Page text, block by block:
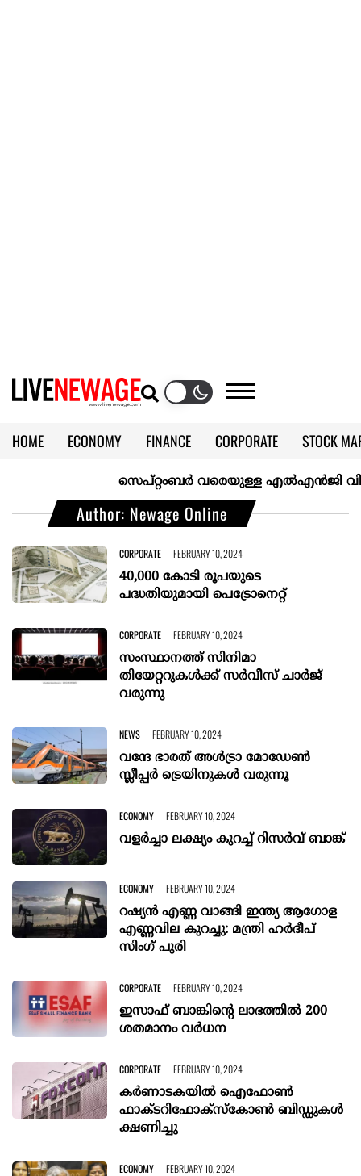
HOME ECONOMY FINANCE CORPORATE
STOCK
KERALA @70
സെപ്റ്റംബർ വരെയുള്ള എൽഎൻജി
Author: Newage Online
CORPORATE FEBRUARY 10, 2024
40,000 കോടി രൂപയുടെ
പദ്ധതിയുമായി പെട്രോനെറ്റ്
CORPORATE FEBRUARY 10, 2024
സംസ്ഥാനത്ത് സിനിമാ
തിയേറ്ററുകൾക്ക് സർവീസ് ചാർജ്
വരുന്നു
NEWS FEBRUARY 10, 2024
വന്ദേ ഭാരത് അൾട്രാ മോഡേൺ
സ്ലീപ്പർ ട്രെയിനുകൾ വരുന്നൂ
ECONOMY FEBRUARY 10, 2024
വളർച്ചാ ലക്ഷ്യം കുറച്ച് റിസർവ് ബാങ്ക്
ECONOMY FEBRUARY 10, 2024
റഷ്യൻ എണ്ണ വാങ്ങി ഇന്ത്യ ആഗോള
എണ്ണവില കുറച്ചു: മന്ത്രി ഹർദീപ്
സിംഗ് പുരി
CORPORATE FEBRUARY 10, 2024
ഇസാഫ് ബാങ്കിന്റെ ലാഭത്തില്‍ 200
ശതമാനം വര്‍ധന
CORPORATE FEBRUARY 10, 2024
കര്‍ണാടകയില്‍ ഐഫോണ്‍
ഫാക്ടറിഫോക്‌സ്‌കോണ്‍ ബിഡ്ഡുകള്‍
ക്ഷണിച്ചു
ECONOMY FEBRUARY 10, 2024